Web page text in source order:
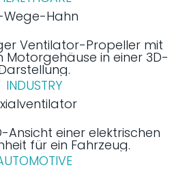
Wege-Hahn
INDUSTRY